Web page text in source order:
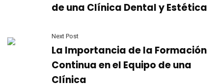
de una Clínica Dental y Estética
Next Post
La Importancia de la Formación
Continua en el Equipo de una
Clínica